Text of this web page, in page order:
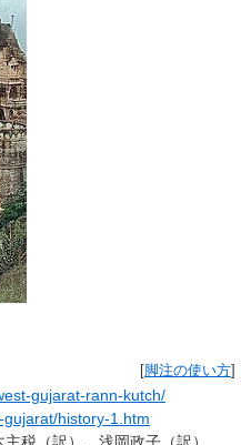
脚注の使い方
gujarat-rann-kutch/
history-1.htm